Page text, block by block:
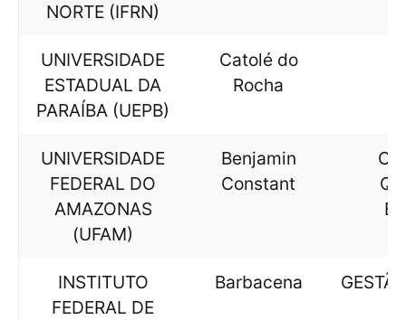
NORTE (IFRN)
UNIVERSIDADE
ESTADUAL DA
PARAÍBA (UEPB)
Catolé do
Rocha
UNIVERSIDADE
FEDERAL DO
AMAZONAS
(UFAM)
Benjamin
Constant
INSTITUTO
FEDERAL DE
Barbacena